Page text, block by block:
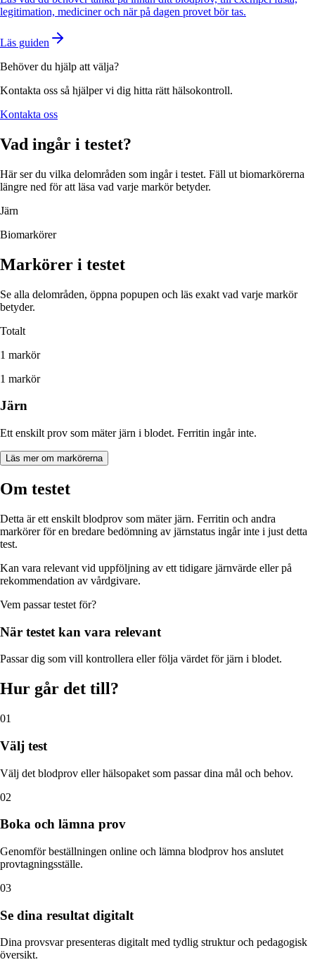
legitimation, mediciner och när på dagen provet bör tas.
Läs guiden
Behöver du hjälp att välja?
Kontakta oss så hjälper vi dig hitta rätt hälsokontroll.
Kontakta oss
Vad ingår i testet?
Här ser du vilka delområden som ingår i testet. Fäll ut biomarkörerna
längre ned för att läsa vad varje markör betyder.
Järn
Biomarkörer
Markörer i testet
Se alla delområden, öppna popupen och läs exakt vad varje markör
betyder.
Totalt
1 markör
1 markör
Järn
Ett enskilt prov som mäter järn i blodet. Ferritin ingår inte.
Läs mer om markörerna
Om testet
Detta är ett enskilt blodprov som mäter järn. Ferritin och andra
markörer för en bredare bedömning av järnstatus ingår inte i just detta
test.
Kan vara relevant vid uppföljning av ett tidigare järnvärde eller på
rekommendation av vårdgivare.
Vem passartestet för?
När testet kan vara relevant
Passar dig som vill kontrollera eller följa värdet för järn i blodet.
Hur går det till?
01
Välj test
Välj det blodprov eller hälsopaket som passar dina mål och behov.
02
Boka och lämna prov
Genomför beställningen online och lämna blodprov hos anslutet
provtagningsställe.
03
Se dina resultat digitalt
Dina provsvar presenteras digitalt med tydlig struktur och pedagogisk
översikt.